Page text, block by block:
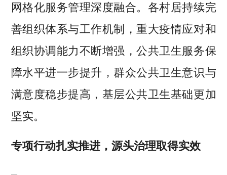
网格化服务管理深度融合。各村居持续完
善组织体系与工作机制，重大疫情应对和
组织协调能力不断增强，公共卫生服务保
障水平进一步提升，群众公共卫生意识与
满意度稳步提高，基层公共卫生基础更加
坚实。
专项行动扎实推进，源头治理取得实效